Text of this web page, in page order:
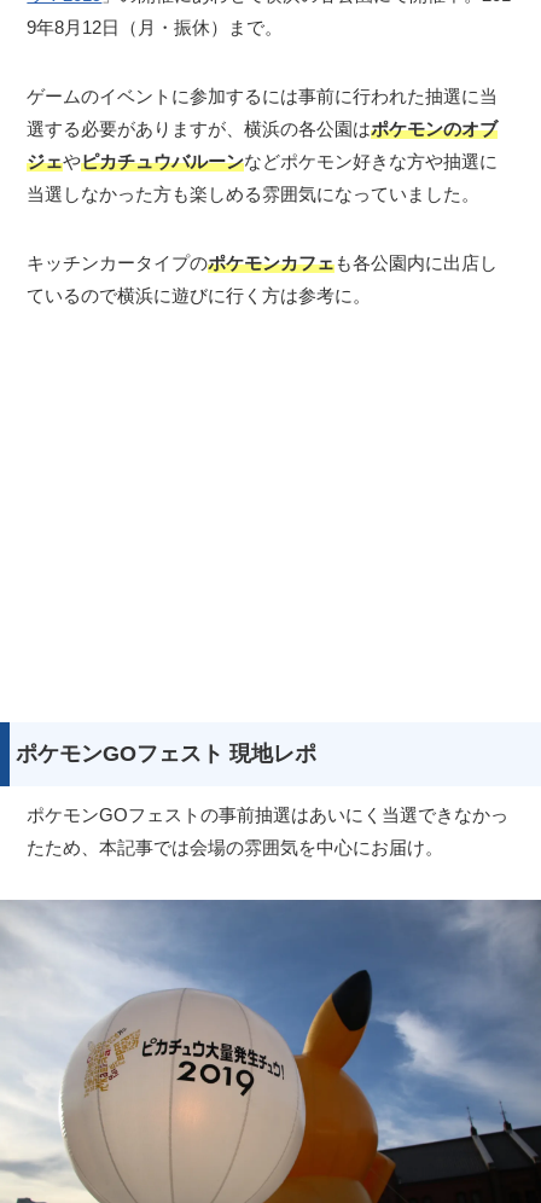
9年8月12日（月・振休）まで。
ゲームのイベントに参加するには事前に行われた抽選に当
選する必要がありますが、横浜の各公園はポケモンのオブ
ジェやピカチュウバルーンなどポケモン好きな方や抽選に
当選しなかった方も楽しめる雰囲気になっていました。
キッチンカータイプのポケモンカフェも各公園内に出店し
ているので横浜に遊びに行く方は参考に。
ポケモンGOフェスト 現地レポ
ポケモンGOフェストの事前抽選はあいにく当選できなかっ
たため、本記事では会場の雰囲気を中心にお届け。